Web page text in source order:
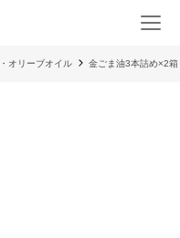
オリーブオイル 金ごま油3本詰め×2